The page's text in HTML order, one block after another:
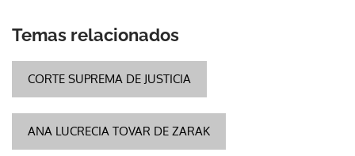
Temas relacionados
CORTE SUPREMA DE JUSTICIA
ANA LUCRECIA TOVAR DE ZARAK